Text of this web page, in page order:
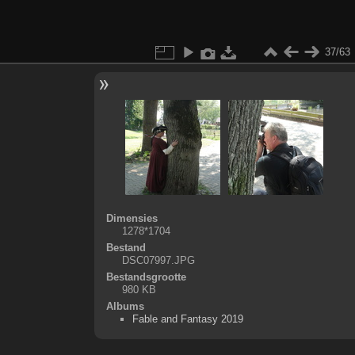
37/63
Dimensies
1278*1704
Bestand
DSC07997.JPG
Bestandsgrootte
980 KB
Albums
Fable and Fantasy 2019